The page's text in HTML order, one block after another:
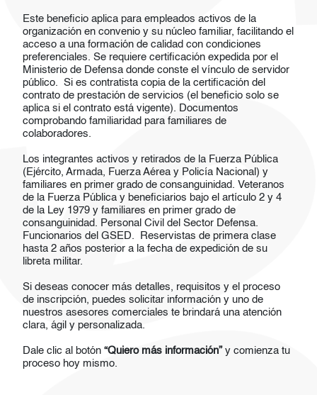
Este beneficio aplica para empleados activos de la
organización en convenio y su núcleo familiar, facilitando el
acceso a una formación de calidad con condiciones
preferenciales. Se requiere certificación expedida por el
Ministerio de Defensa donde conste el vínculo de servidor
público. Si es contratista copia de la certificación del
contrato de prestación de servicios (el beneficio solo se
aplica si el contrato está vigente). Documentos
comprobando familiaridad para familiares de
colaboradores.
Los integrantes activos y retirados de la Fuerza Pública
(Ejército, Armada, Fuerza Aérea y Policía Nacional) y
familiares en primer grado de consanguinidad. Veteranos
de la Fuerza Pública y beneficiarios bajo el artículo 2 y 4
de la Ley 1979 y familiares en primer grado de
consanguinidad. Personal Civil del Sector Defensa.
Funcionarios del GSED. Reservistas de primera clase
hasta 2 años posterior a la fecha de expedición de su
libreta militar.
Si deseas conocer más detalles, requisitos y el proceso
de inscripción, puedes solicitar información y uno de
nuestros asesores comerciales te brindará una atención
clara, ágil y personalizada.
Dale clic al botón“Quiero más información”y comienza tu
proceso hoy mismo.